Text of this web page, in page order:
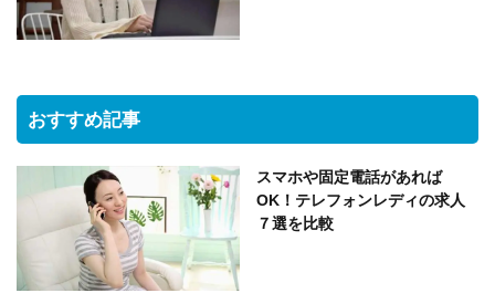
おすすめ記事
スマホや固定電話があれば
OK！テレフォンレディの求人
７選を比較